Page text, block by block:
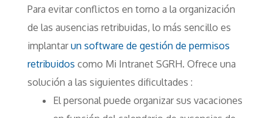
Para evitar conflictos en torno a la organización
de las ausencias retribuidas, lo más sencillo es
implantarun software de gestión de permisos
retribuidos como Mi Intranet SGRH. Ofrece una
solución a las siguientes dificultades :
El personal puede organizar sus vacaciones